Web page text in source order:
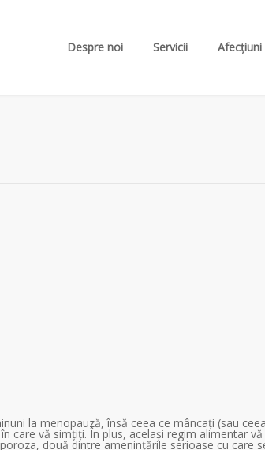
Despre noi Servicii Afecțiuni
la menopauză, însă ceea ce mâncați (sau
care vă simțiți. În plus, același regim alimentar
două dintre amenințările serioase cu care